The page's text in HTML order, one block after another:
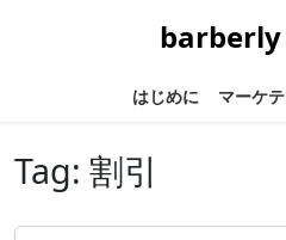
はじめに マーケ
Tag: 割引